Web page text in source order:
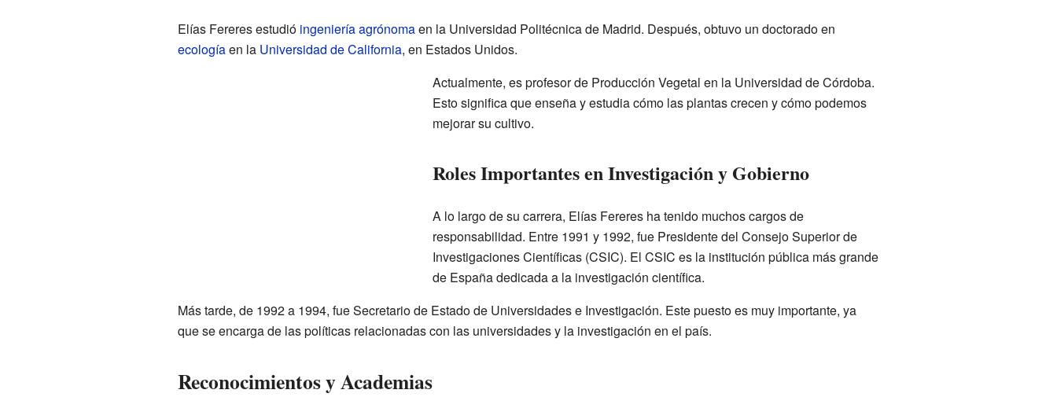
Elías Fereres estudió ingeniería agrónomaen la Universidad Politécnica de Madrid. Después, obtuvo un doctorado en
ecologíaen la Universidad de California, en Estados Unidos.
Actualmente, es profesor de Producción Vegetal en la Universidad de Córdoba.
Esto significa que enseña y estudia cómo las plantas crecen y cómo podemos
mejorar su cultivo.
Roles Importantes en Investigación y Gobierno
A lo largo de su carrera, Elías Fereres ha tenido muchos cargos de
responsabilidad. Entre 1991 y 1992, fue Presidente del Consejo Superior de
Investigaciones Científicas (CSIC). El CSIC es la institución pública más grande
de España dedicada a la investigación científica.
Más tarde, de 1992 a 1994, fue Secretario de Estado de Universidades e Investigación. Este puesto es muy importante, ya
que se encarga de las políticas relacionadas con las universidades y la investigación en el país.
Reconocimientos y Academias